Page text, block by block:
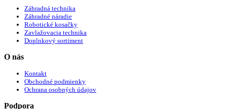
Záhradná technika
Záhradné náradie
Robotické kosačky
Zavlažovacia technika
Doplnkový sortiment
O nás
Kontakt
Obchodné podmienky
Ochrana osobných údajov
Podpora